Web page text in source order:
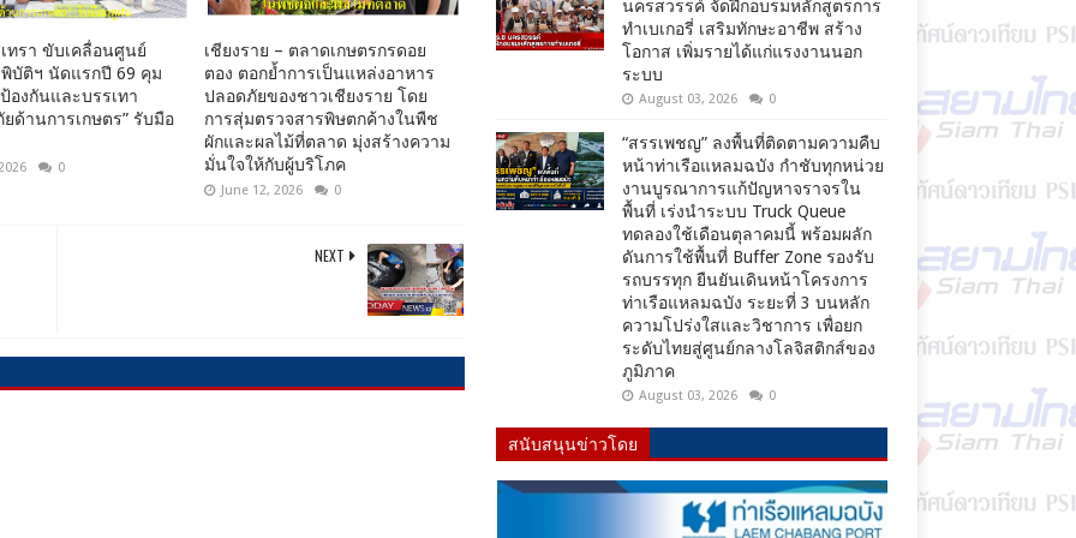
ทรา ขับเคลื่อนศูนย์
บัติฯ นัดแรกปี 69 คุม
องกันและบรรเทา
ด้านการเกษตร” รับมือ
0
เชียงราย – ตลาดเกษตรกรดอย
ตอง ตอกย้ำการเป็นแหล่งอาหาร
ปลอดภัยของชาวเชียงราย โดย
การสุ่มตรวจสารพิษตกค้างในพืช
ผักและผลไม้ที่ตลาด มุ่งสร้างความ
มั่นใจให้กับผู้บริโภค
June 12, 2026 0
NEXT
นครสวรรค์ จัดฝึกอบรมหลักสูตรการ
ทำเบเกอรี่ เสริมทักษะอาชีพ สร้าง
โอกาส เพิ่มรายได้แก่แรงงานนอก
ระบบ
August 03, 2026 0
“สรรเพชญ” ลงพื้นที่ติดตามความคืบ
หน้าท่าเรือแหลมฉบัง กำชับทุกหน่วย
งานบูรณาการแก้ปัญหาจราจรใน
พื้นที่ เร่งนำระบบ Truck Queue
ทดลองใช้เดือนตุลาคมนี้ พร้อมผลัก
ดันการใช้พื้นที่ Buffer Zone รองรับ
รถบรรทุก ยืนยันเดินหน้าโครงการ
ท่าเรือแหลมฉบัง ระยะที่ 3 บนหลัก
ความโปร่งใสและวิชาการ เพื่อยก
ระดับไทยสู่ศูนย์กลางโลจิสติกส์ของ
ภูมิภาค
August 03, 2026 0
สนับสนุนข่าวโดย